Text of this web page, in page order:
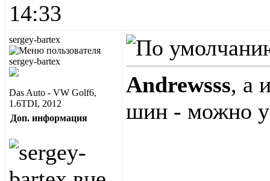
14:33
sergey-bartex
Das Auto - VW Golf6,
1.6TDI, 2012
Доп. информация
Andrewsss, а
шин - можно